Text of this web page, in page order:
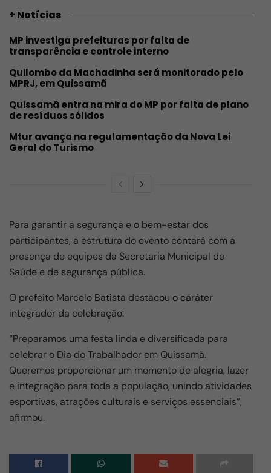
+ Notícias
MP investiga prefeituras por falta de
transparência e controle interno
Quilombo da Machadinha será monitorado pelo
MPRJ, em Quissamã
Quissamã entra na mira do MP por falta de plano
de resíduos sólidos
Mtur avança na regulamentação da Nova Lei
Geral do Turismo
Para garantir a segurança e o bem-estar dos
participantes, a estrutura do evento contará com a
presença de equipes da Secretaria Municipal de
Saúde e de segurança pública.
O prefeito Marcelo Batista destacou o caráter
integrador da celebração:
“Preparamos uma festa linda e diversificada para
celebrar o Dia do Trabalhador em Quissamã.
Queremos proporcionar um momento de alegria, lazer
e integração para toda a população, unindo atividades
esportivas, atrações culturais e serviços essenciais”,
afirmou.